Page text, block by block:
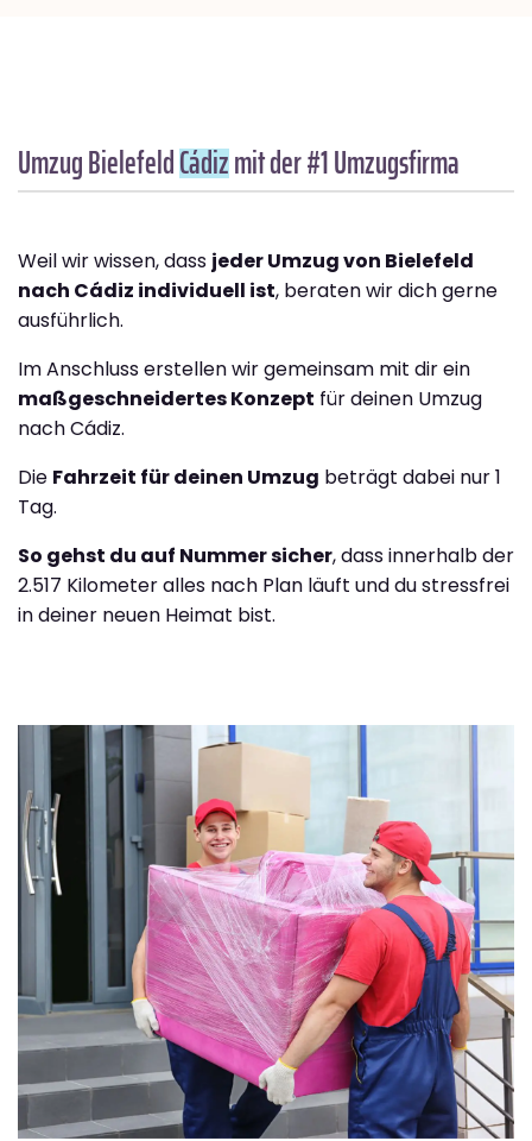
Umzug BielefeldCádizmit der #1 Umzugsfirma
Weil wir wissen, dass jeder Umzug von Bielefeld
nach Cádiz individuell ist, beraten wir dich gerne
ausführlich.
Im Anschluss erstellen wir gemeinsam mit dir ein
maßgeschneidertes Konzept für deinen Umzug
nach Cádiz.
Die Fahrzeit für deinen Umzug beträgt dabei nur 1
Tag.
So gehst du auf Nummer sicher, dass innerhalb der
2.517 Kilometer alles nach Plan läuft und du stressfrei
in deiner neuen Heimat bist.